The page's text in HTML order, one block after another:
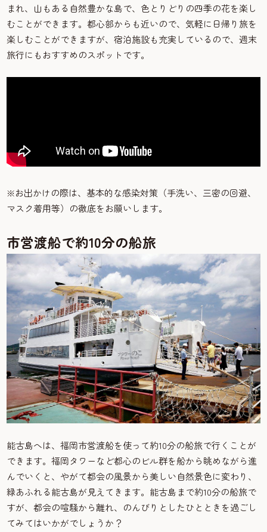
まれ、山もある自然豊かな島で、色とりどりの四季の花を楽し
むことができます。都心部からも近いので、気軽に日帰り旅を
楽しむことができますが、宿泊施設も充実しているので、週末
旅行にもおすすめのスポットです。
※お出かけの際は、基本的な感染対策（手洗い、三密の回避、
マスク着用等）の徹底をお願いします。
市営渡船で約10分の船旅
能古島へは、福岡市営渡船を使って約10分の船旅で行くことが
できます。福岡タワーなど都心のビル群を船から眺めながら進
んでいくと、やがて都会の風景から美しい自然景色に変わり、
緑あふれる能古島が見えてきます。能古島まで約10分の船旅で
すが、都会の喧騒から離れ、のんびりとしたひとときを過ごし
てみてはいかがでしょうか？